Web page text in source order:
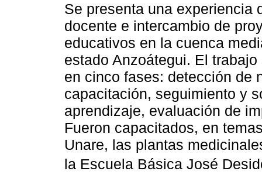
Se presenta una experiencia
docente e intercambio de
educativos en la cuenca
estado Anzoátegui. El
en cinco fases: detección de
capacitación, seguimiento y
aprendizaje, evaluación de
Fueron capacitados, en
Unare, las plantas
la Escuela Básica José